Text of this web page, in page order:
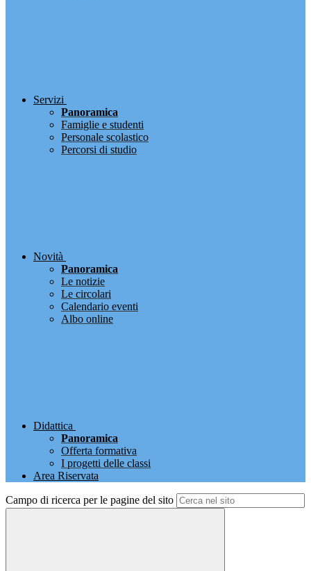
Servizi
Panoramica
Famiglie e studenti
Personale scolastico
Percorsi di studio
Novità
Panoramica
Le notizie
Le circolari
Calendario eventi
Albo online
Didattica
Panoramica
Offerta formativa
I progetti delle classi
Area Riservata
Campo di ricerca per le pagine del sito